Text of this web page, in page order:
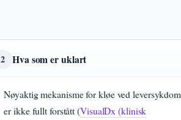
2 Hva som er uklart
Nøyaktig mekanisme for kløe ved leversykdom
er ikke fullt forstått (VisualDx (klinisk